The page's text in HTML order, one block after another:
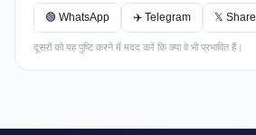
🟢 WhatsApp ✈️ Telegram 𝕏 Share
दूसरों को यह पुष्टि करने में मदद करें कि क्या वे भी प्रभावित हैं।